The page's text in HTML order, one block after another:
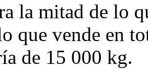
la mitad de lo
que vende en
de 15 000 kg.